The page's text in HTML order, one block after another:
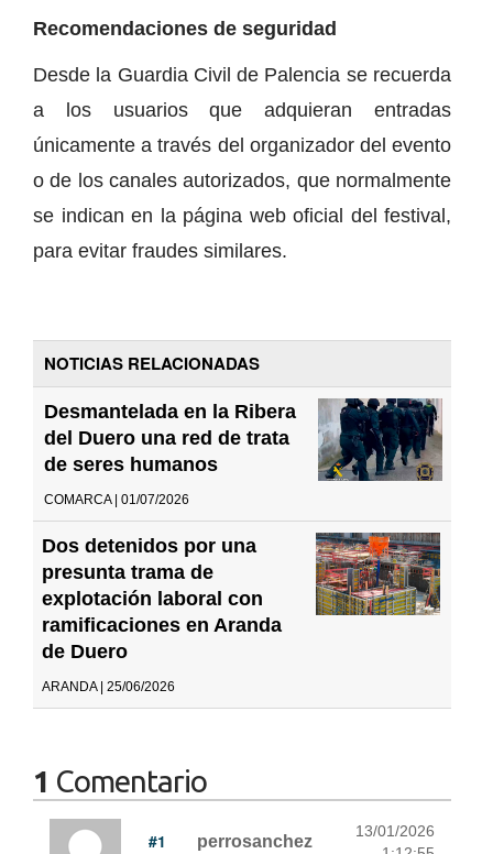
Recomendaciones de seguridad
Desde la Guardia Civil de Palencia se recuerda
a los usuarios que adquieran entradas
únicamente a través del organizador del evento
o de los canales autorizados, que normalmente
se indican en la página web oficial del festival,
para evitar fraudes similares.
NOTICIAS RELACIONADAS
Desmantelada en la Ribera
del Duero una red de trata
de seres humanos
COMARCA | 01/07/2026
Dos detenidos por una
presunta trama de
explotación laboral con
ramificaciones en Aranda
de Duero
ARANDA | 25/06/2026
1 Comentario
#1 perrosanchez
13/01/2026